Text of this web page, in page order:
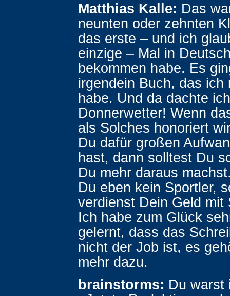
Matthias Kalle: Das
neunten oder zehnten
das erste – und ich
einzige – Mal in
bekommen habe. Es
irgendein Buch, das ich
habe. Und da dachte
Donnerwetter! Wenn
als Solches honoriert
Du dafür großen
hast, dann solltest Du
Du mehr daraus
Du eben kein Sportler,
verdienst Dein Geld mit
Ich habe zum Glück
gelernt, dass das
nicht der Job ist, es
mehr dazu.
brainstorms: Du warst